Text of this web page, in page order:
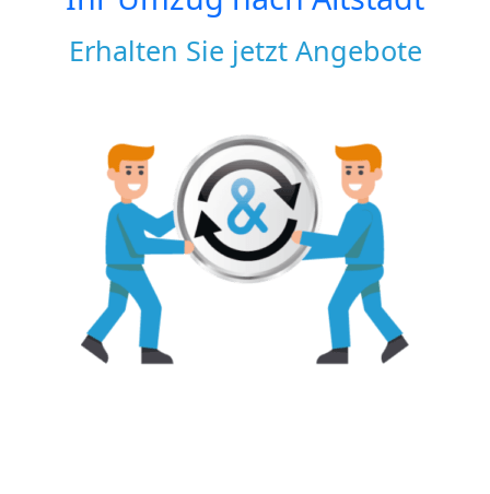
Erhalten Sie jetzt Angebote